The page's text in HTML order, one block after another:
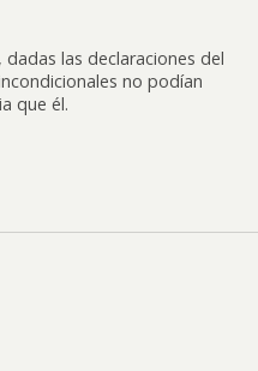
las declaraciones del
no podían
que él.